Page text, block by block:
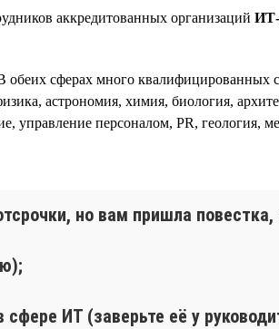
аккредитованных организаций ИТ-
обеих сферах много квалифицированных
астрономия, химия, биология,
управление персоналом, PR, геология,
но вам пришла
ИТ (заверьте её у